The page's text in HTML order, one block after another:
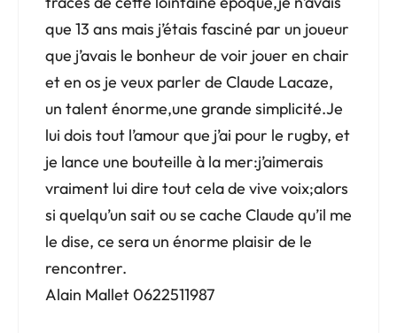
que 13 ans mais j’étais fasciné par un joueur
que j’avais le bonheur de voir jouer en chair
et en os je veux parler de Claude Lacaze,
un talent énorme,une grande simplicité.Je
lui dois tout l’amour que j’ai pour le rugby, et
je lance une bouteille à la mer:j’aimerais
vraiment lui dire tout cela de vive voix;alors
si quelqu’un sait ou se cache Claude qu’il me
le dise, ce sera un énorme plaisir de le
rencontrer.
Alain Mallet 0622511987